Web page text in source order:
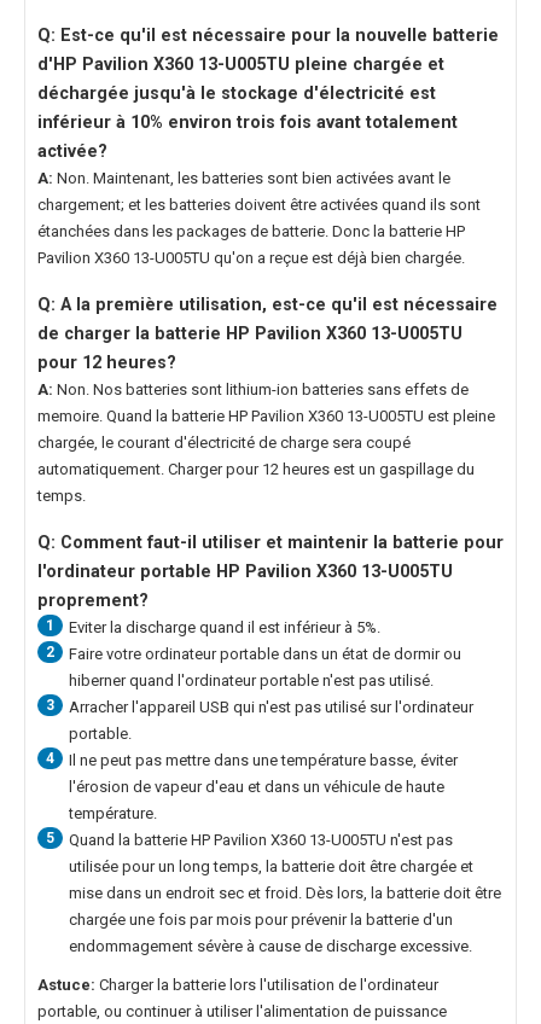
Q: Est-ce qu'il est nécessaire pour la nouvelle batterie
d'HP Pavilion X360 13-U005TU pleine chargée et
déchargée jusqu'à le stockage d'électricité est
inférieur à 10% environ trois fois avant totalement
activée?
A: Non. Maintenant, les batteries sont bien activées avant le
chargement; et les batteries doivent être activées quand ils sont
étanchées dans les packages de batterie. Donc la batterie HP
Pavilion X360 13-U005TU qu'on a reçue est déjà bien chargée.
Q: A la première utilisation, est-ce qu'il est nécessaire
de charger la batterie HP Pavilion X360 13-U005TU
pour 12 heures?
A: Non. Nos batteries sont lithium-ion batteries sans effets de
memoire. Quand la batterie HP Pavilion X360 13-U005TU est pleine
chargée, le courant d'électricité de charge sera coupé
automatiquement. Charger pour 12 heures est un gaspillage du
temps.
Q: Comment faut-il utiliser et maintenir la batterie pour
l'ordinateur portable HP Pavilion X360 13-U005TU
proprement?
1 Eviter la discharge quand il est inférieur à 5%.
2
Faire votre ordinateur portable dans un état de dormir ou
hiberner quand l'ordinateur portable n'est pas utilisé.
3
Arracher l'appareil USB qui n'est pas utilisé sur l'ordinateur
portable.
4
Il ne peut pas mettre dans une température basse, éviter
l'érosion de vapeur d'eau et dans un véhicule de haute
température.
5 Quand la batterie HP Pavilion X360 13-U005TU n'est pas
utilisée pour un long temps, la batterie doit être chargée et
mise dans un endroit sec et froid. Dès lors, la batterie doit être
chargée une fois par mois pour prévenir la batterie d'un
endommagement sévère à cause de discharge excessive.
Astuce: Charger la batterie lors l'utilisation de l'ordinateur
portable, ou continuer à utiliser l'alimentation de puissance